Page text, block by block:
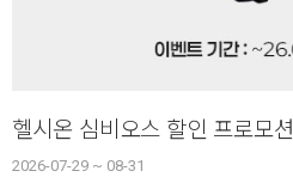
헬시온 심비오스 할인 프로모션
2026-07-29 ~ 08-31